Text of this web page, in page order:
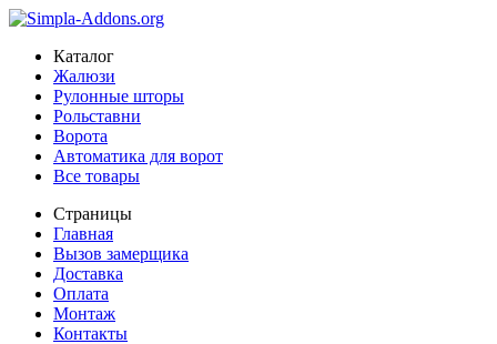
Каталог
Жалюзи
Рулонные шторы
Рольставни
Ворота
Автоматика для ворот
Все товары
Страницы
Главная
Вызов замерщика
Доставка
Оплата
Монтаж
Контакты